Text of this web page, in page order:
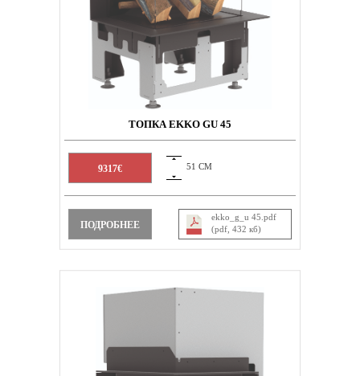
ТОПКА EKKO GU 45
9317€ 51 СМ
ПОДРОБНЕЕ
ekko_g_u 45.pdf
(pdf, 432 кб)